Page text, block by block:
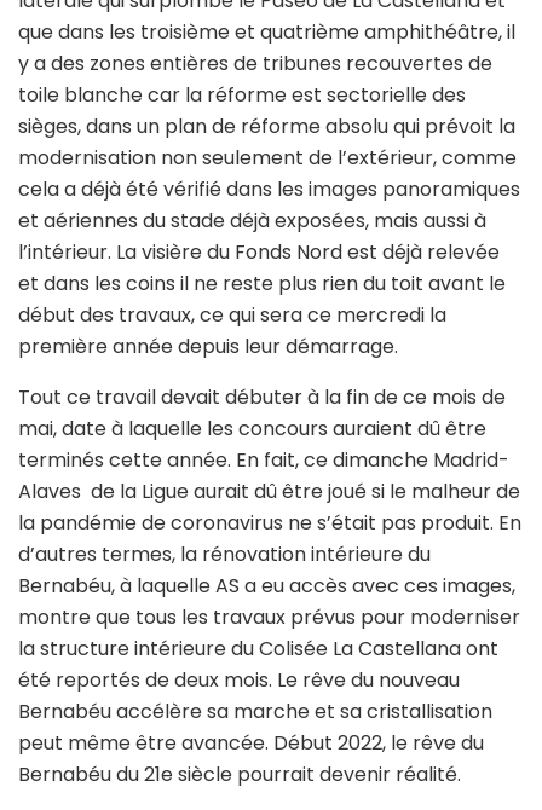
que dans les troisième et quatrième amphithéâtre, il
y a des zones entières de tribunes recouvertes de
toile blanche car la réforme est sectorielle des
sièges, dans un plan de réforme absolu qui prévoit la
modernisation non seulement de l’extérieur, comme
cela a déjà été vérifié dans les images panoramiques
et aériennes du stade déjà exposées, mais aussi à
l’intérieur. La visière du Fonds Nord est déjà relevée
et dans les coins il ne reste plus rien du toit avant le
début des travaux, ce qui sera ce mercredi la
première année depuis leur démarrage.
Tout ce travail devait débuter à la fin de ce mois de
mai, date à laquelle les concours auraient dû être
terminés cette année. En fait, ce dimanche Madrid-
Alaves de la Ligue aurait dû être joué si le malheur de
la pandémie de coronavirus ne s’était pas produit. En
d’autres termes, la rénovation intérieure du
Bernabéu, à laquelle AS a eu accès avec ces images,
montre que tous les travaux prévus pour moderniser
la structure intérieure du Colisée La Castellana ont
été reportés de deux mois. Le rêve du nouveau
Bernabéu accélère sa marche et sa cristallisation
peut même être avancée. Début 2022, le rêve du
Bernabéu du 21e siècle pourrait devenir réalité.